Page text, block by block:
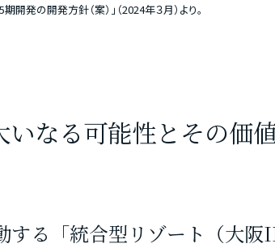
の開発方針（案）」（2024年３月）より。
なる可能性とその価
る「統合型リゾート（大阪